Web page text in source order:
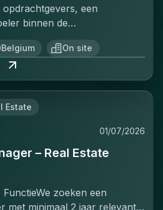
een
binnen de
zijn wij op zoek naar
deze rol ben je
het identificeren, analyseren
van prospectie en
draag je bij aan de verdere
en de groei
functie is ideaal
een uitgebreid netwerk
Belgium On site
Estate
01/07/2026
– Real Estate
zoeken een
met minimaal 2 jaar relevante